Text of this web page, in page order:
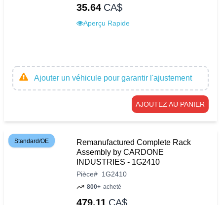
35.64 CA$
Aperçu Rapide
Ajouter un véhicule pour garantir l'ajustement
AJOUTEZ AU PANIER
Standard/OE
Remanufactured Complete Rack
Assembly by CARDONE
INDUSTRIES - 1G2410
Pièce# 1G2410
800+ acheté
479.11 CA$